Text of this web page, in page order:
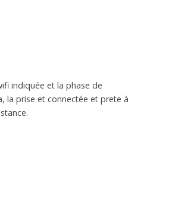
indiquée et la phase de
la prise et connectée et prete à